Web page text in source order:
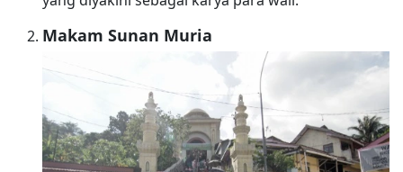
Makam Sunan Muria